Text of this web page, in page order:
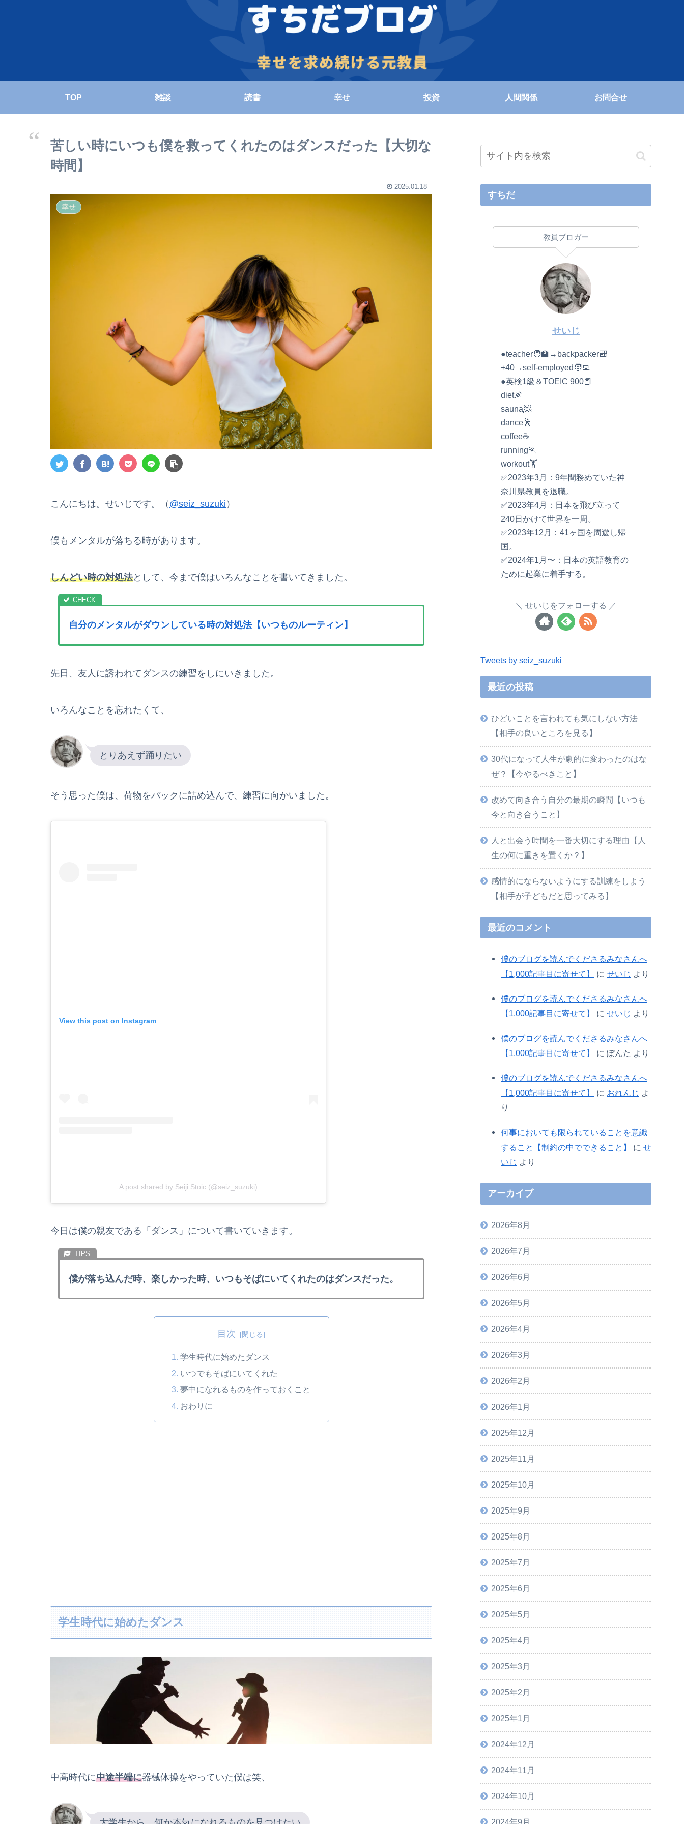
TOP 雑談 読書 幸せ 投資 人間関係 お問合せ
苦しい時にいつも僕を救ってくれたのはダンスだった【大切な
時間】
2025.01.18
幸せ
こんにちは。せいじです。（ @seiz_suzuki ）
僕もメンタルが落ちる時があります。
しんどい時の対処法として、今まで僕はいろんなことを書いてきました。
自分のメンタルがダウンしている時の対処法【いつものルーティン】
先日、友人に誘われてダンスの練習をしにいきました。
いろんなことを忘れたくて、
とりあえず踊りたい
そう思った僕は、荷物をバックに詰め込んで、練習に向かいました。
View this post on Instagram
A post shared by Seiji Stoic (@seiz_suzuki)
今日は僕の親友である「ダンス」について書いていきます。
僕が落ち込んだ時、楽しかった時、いつもそばにいてくれたのはダンスだった。
目次
学生時代に始めたダンス
いつでもそばにいてくれた
夢中になれるものを作っておくこと
おわりに
学生時代に始めたダンス
中高時代に中途半端に器械体操をやっていた僕は笑、
すちだ
教員ブロガー
せいじ
●teacher🧑‍🏫→backpacker🎒
+40→self-employed🧑‍💻
●英検1級＆TOEIC 900📕
diet🍖
sauna🧖
dance🕺
coffee☕️
running🏃
workout🏋️
✅2023年3月：9年間務めていた神
奈川県教員を退職。
✅2023年4月：日本を飛び立って
240日かけて世界を一周。
✅2023年12月：41ヶ国を周遊し帰
国。
✅2024年1月〜：日本の英語教育の
ために起業に着手する。
せいじをフォローする
Tweets by seiz_suzuki
最近の投稿
ひどいことを言われても気にしない方法
【相手の良いところを見る】
30代になって人生が劇的に変わったのはな
ぜ？【今やるべきこと】
改めて向き合う自分の最期の瞬間【いつも
今と向き合うこと】
人と出会う時間を一番大切にする理由【人
生の何に重きを置くか？】
感情的にならないようにする訓練をしよう
【相手が子どもだと思ってみる】
最近のコメント
僕のブログを読んでくださるみなさんへ
【1,000記事目に寄せて】
に せいじ より
僕のブログを読んでくださるみなさんへ
【1,000記事目に寄せて】
に せいじ より
僕のブログを読んでくださるみなさんへ
【1,000記事目に寄せて】
に ぽんた より
僕のブログを読んでくださるみなさんへ
【1,000記事目に寄せて】
に おれんじ よ
り
何事においても限られていることを意識
すること【制約の中でできること】
に せ
いじ より
アーカイブ
2026年8月
2026年7月
2026年6月
2026年5月
2026年4月
2026年3月
2026年2月
2026年1月
2025年12月
2025年11月
2025年10月
2025年9月
2025年8月
2025年7月
2025年6月
2025年5月
2025年4月
2025年3月
2025年2月
2025年1月
2024年12月
2024年11月
2024年10月
2024年9月